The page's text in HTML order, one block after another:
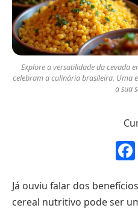
Explore a versatilidade da cevada
celebram a culinária brasileira. Uma
a sua
Já ouviu falar dos
cereal nutritivo pode ser